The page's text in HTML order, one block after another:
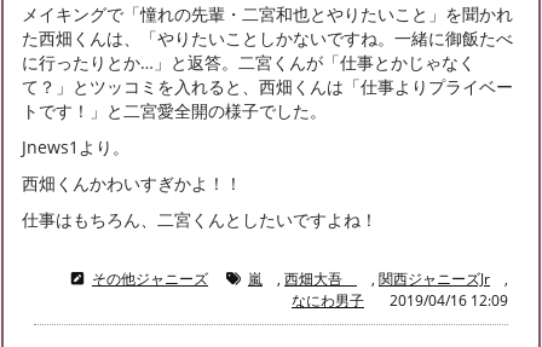
メイキングで「憧れの先輩・二宮和也とやりたいこと」を聞かれ
た西畑くんは、「やりたいことしかないですね。一緒に御飯たべ
に行ったりとか…」と返答。二宮くんが「仕事とかじゃなく
て？」とツッコミを入れると、西畑くんは「仕事よりプライベー
トです！」と二宮愛全開の様子でした。
Jnews1より。
西畑くんかわいすぎかよ！！
仕事はもちろん、二宮くんとしたいですよね！
その他ジャニーズ 嵐 , 西畑大吾 , 関西ジャニーズJr
,
なにわ男子
2019/04/16 12:09